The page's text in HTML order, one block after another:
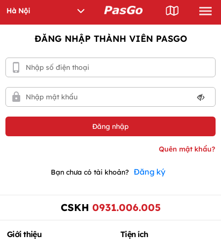
ĐĂNG NHẬP THÀNH VIÊN PASGO
Bạn chưa có tài khoản? Đăng ký
CSKH 0931.006.005
Giới thiệu Tiện ích